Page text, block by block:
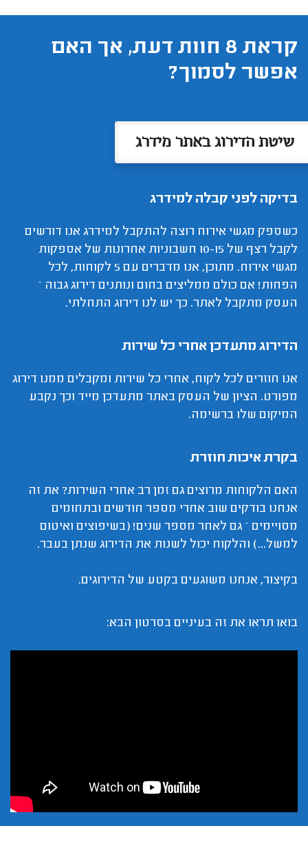
קראת 8 חוות דעת, אך האם
אפשר לסמוך?
שיטת הדירוג באתר מידרג
בדיקה לפני קבלה למידרג
כשספק מגשי אירוח רוצה להתקבל למידרג אנו דורשים
לקבל רצף של 10-15 חשבוניות אחרונות של אספקות
מגשי אירוח. מתוכן, אנו מדברים עם 5 לקוחות, לכל
הפחות! אם כולם ממליצים בחום ונותנים דירוג גבוה –
העסק מתקבל לאתר. כך יש לנו דירוג התחלתי.
הדירוג מתעדכן אחרי כל שירות
אנו חוזרים לכל לקוח, אחרי כל שירות ומקבלים ממנו דירוג
מפורט. הציון של העסק באתר מתעדכן מייד וכך נקבע
המיקום שלו ברשימה.
בקרת איכות חוזרת
האם הלקוחות מרוצים גם זמן רב אחרי השירות? את זה
אנחנו בודקים שוב אחרי מספר חודשים ובתחומים
מסויימים – גם לאחר מספר שנים! (בשיפוצים ואיטום
למשל...) והלקוח יכול לשנות את הדירוג שנתן בעבר.
בקיצור, אנחנו משוגעים בקטע של הדירוגים.
בואו תראו את זה בעיניים בסרטון הבא: